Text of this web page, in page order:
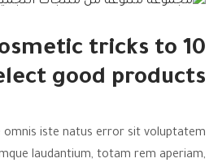
cosmetic tricks to
good products
omnis iste natus error sit voluptatem
laudantium, totam rem aperiam,